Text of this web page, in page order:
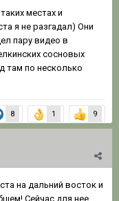
местах и
я не разгадал) Они
пару видео в
сосновых
там по несколько
8 1 9
на дальний восток и
Сейчас для нее